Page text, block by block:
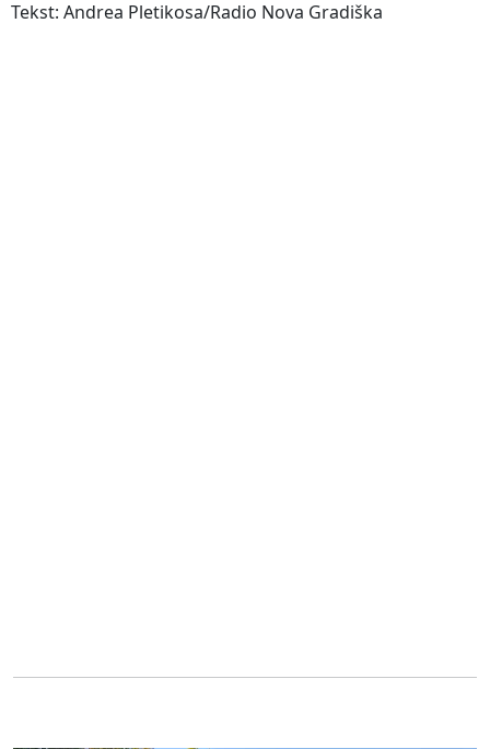
Tekst: Andrea Pletikosa/Radio Nova Gradiška